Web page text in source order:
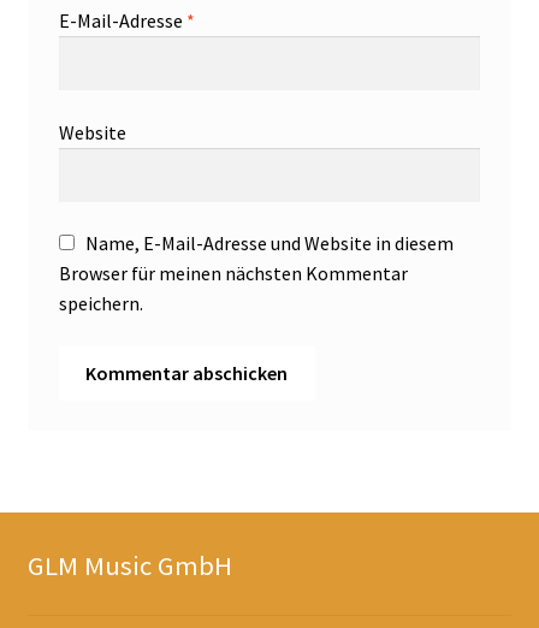
E-Mail-Adresse *
Website
Name, E-Mail-Adresse und Website in diesem
Browser für meinen nächsten Kommentar
speichern.
GLM Music GmbH